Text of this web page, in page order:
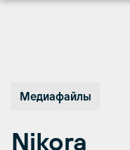
Медиафайлы
Nikora